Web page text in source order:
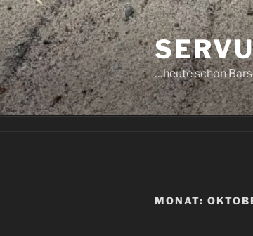
Zum
Inhalt
springen
…heute schon
MONAT: